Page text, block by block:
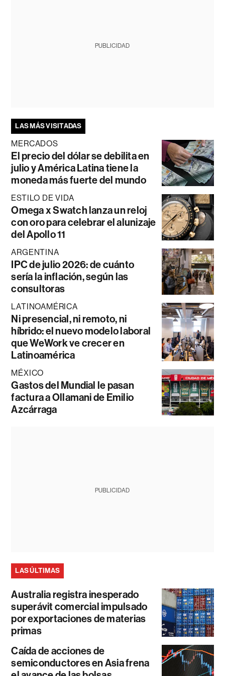
PUBLICIDAD
LAS MÁS VISITADAS
MERCADOS
El precio del dólar se debilita en
julio y América Latina tiene la
moneda más fuerte del mundo
ESTILO DE VIDA
Omega x Swatch lanza un reloj
con oro para celebrar el alunizaje
del Apollo 11
ARGENTINA
IPC de julio 2026: de cuánto
sería la inflación, según las
consultoras
LATINOAMÉRICA
Ni presencial, ni remoto, ni
híbrido: el nuevo modelo laboral
que WeWork ve crecer en
Latinoamérica
MÉXICO
Gastos del Mundial le pasan
factura a Ollamani de Emilio
Azcárraga
PUBLICIDAD
LAS ÚLTIMAS
Australia registra inesperado
superávit comercial impulsado
por exportaciones de materias
primas
Caída de acciones de
semiconductores en Asia frena